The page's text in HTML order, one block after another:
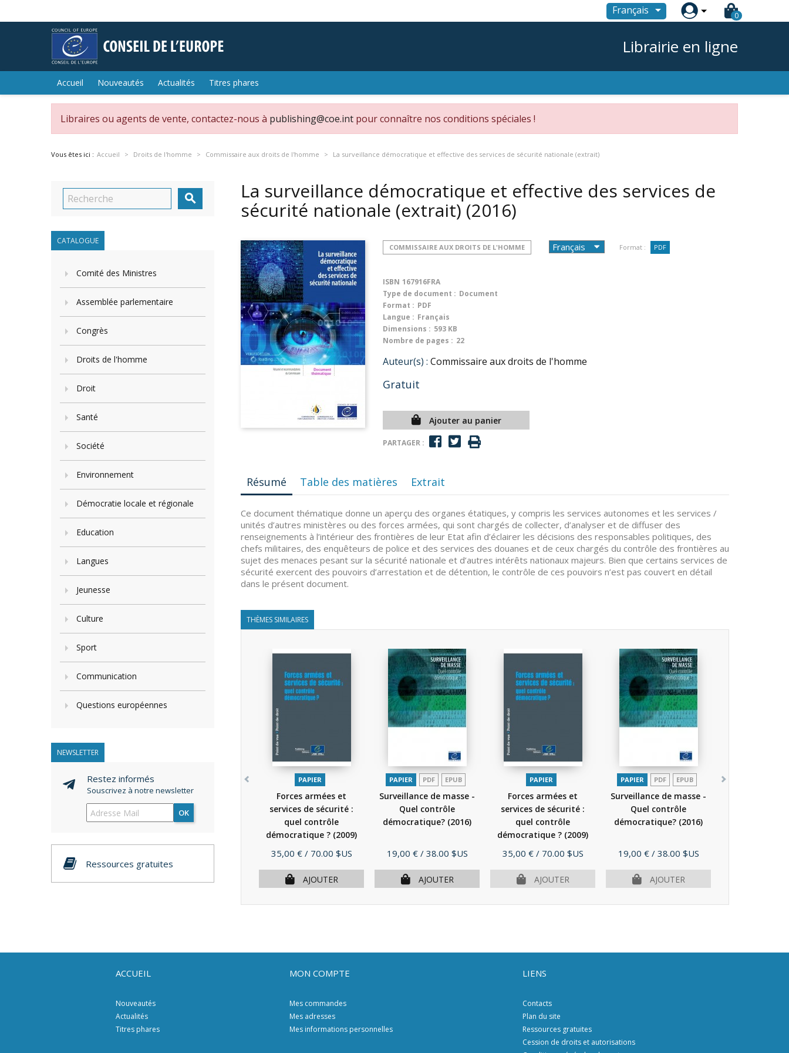
Français  0
Librairie en ligne
Accueil Nouveautés Actualités Titres phares
Libraires ou agents de vente, contactez-nous à publishing@coe.int pour connaître nos conditions spéciales !
Vous êtes ici : Accueil Droits de l'homme Commissaire aux droits de l'homme La surveillance démocratique et effective des services de sécurité nationale (extrait)

CATALOGUE
Comité des Ministres
Assemblée parlementaire
Congrès
Droits de l'homme
Droit
Santé
Société
Environnement
Démocratie locale et régionale
Education
Langues
Jeunesse
Culture
Sport
Communication
Questions européennes
NEWSLETTER
Restez informés
Souscrivez à notre newsletter
OK
Ressources gratuites
La surveillance démocratique et effective des services de
sécurité nationale (extrait) (2016)
COMMISSAIRE AUX DROITS DE L'HOMME Format : PDF
ISBN 167916FRA
Type de document : Document
Format : PDF
Langue : Français
Dimensions : 593 KB
Nombre de pages : 22
Auteur(s) : Commissaire aux droits de l'homme
Gratuit
Ajouter au panier
PARTAGER :
Résumé Table des matières Extrait
Ce document thématique donne un aperçu des organes étatiques, y compris les services autonomes et les services /
unités d’autres ministères ou des forces armées, qui sont chargés de collecter, d’analyser et de diffuser des
renseignements à l’intérieur des frontières de leur Etat afin d’éclairer les décisions des responsables politiques, des
chefs militaires, des enquêteurs de police et des services des douanes et de ceux chargés du contrôle des frontières au
sujet des menaces pesant sur la sécurité nationale et d’autres intérêts nationaux majeurs. Bien que certains services de
sécurité exercent des pouvoirs d’arrestation et de détention, le contrôle de ces pouvoirs n’est pas couvert en détail
dans le présent document.
THÈMES SIMILAIRES
PAPIER
Forces armées et
services de sécurité :
quel contrôle
démocratique ? (2009)
Prix
35,00 € / 70.00 $US
AJOUTER
PAPIER PDF EPUB
Surveillance de masse -
Quel contrôle
démocratique? (2016)
Prix
19,00 € / 38.00 $US
AJOUTER
PAPIER
Forces armées et
services de sécurité :
quel contrôle
démocratique ? (2009)
Prix
35,00 € / 70.00 $US
AJOUTER
PAPIER PDF EPUB
Surveillance de masse -
Quel contrôle
démocratique? (2016)
Prix
19,00 € / 38.00 $US
AJOUTER
ACCUEIL
Nouveautés
Actualités
Titres phares
MON COMPTE
Mes commandes
Mes adresses
Mes informations personnelles
LIENS
Contacts
Plan du site
Ressources gratuites
Cession de droits et autorisations